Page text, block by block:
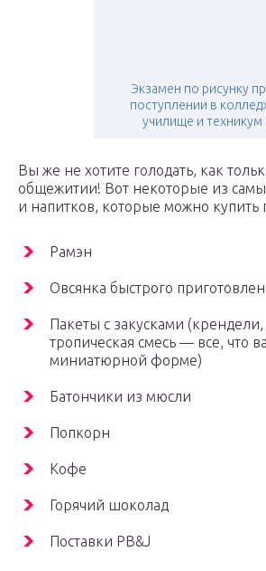
Экзамен по рисунку
поступлении в
училище и техникум
Вы же не хотите голодать, как
общежитии! Вот некоторые из
и напитков, которые можно купить
Рамэн
Овсянка быстрого
Пакеты с закусками
тропическая смесь — все, что
миниатюрной форме)
Батончики из мюсли
Попкорн
Кофе
Горячий шоколад
Поставки PB&J